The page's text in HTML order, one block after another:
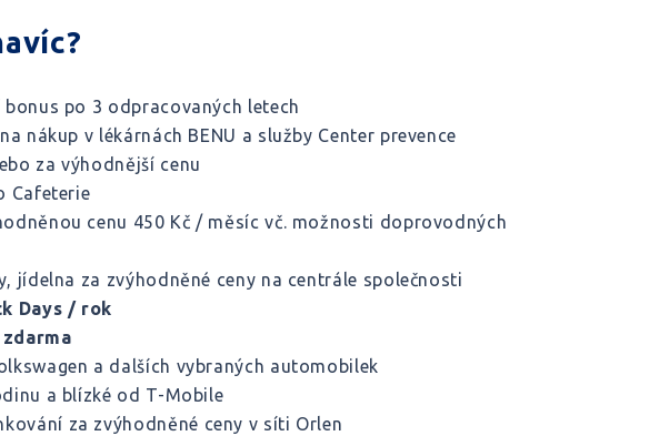
po 3 odpracovaných letech
nákup v lékárnách BENU a služby Center prevence
za výhodnější cenu
Cafeterie
cenu 450 Kč / měsíc vč. možnosti doprovodných
jídelna za zvýhodněné ceny na centrále společnosti
Days / rok
zdarma
a dalších vybraných automobilek
a blízké od T-Mobile
za zvýhodněné ceny v síti Orlen